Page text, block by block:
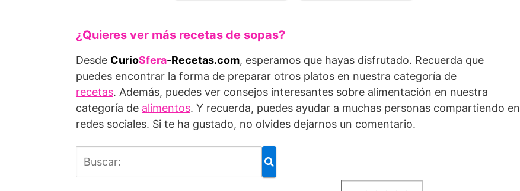
¿Quieres ver más recetas de sopas?
Desde CurioSfera-Recetas.com, esperamos que hayas disfrutado. Recuerda que
puedes encontrar la forma de preparar otros platos en nuestra categoría de
recetas. Además, puedes ver consejos interesantes sobre alimentación en nuestra
categoría de alimentos. Y recuerda, puedes ayudar a muchas personas compartiendo en
redes sociales. Si te ha gustado, no olvides dejarnos un comentario.